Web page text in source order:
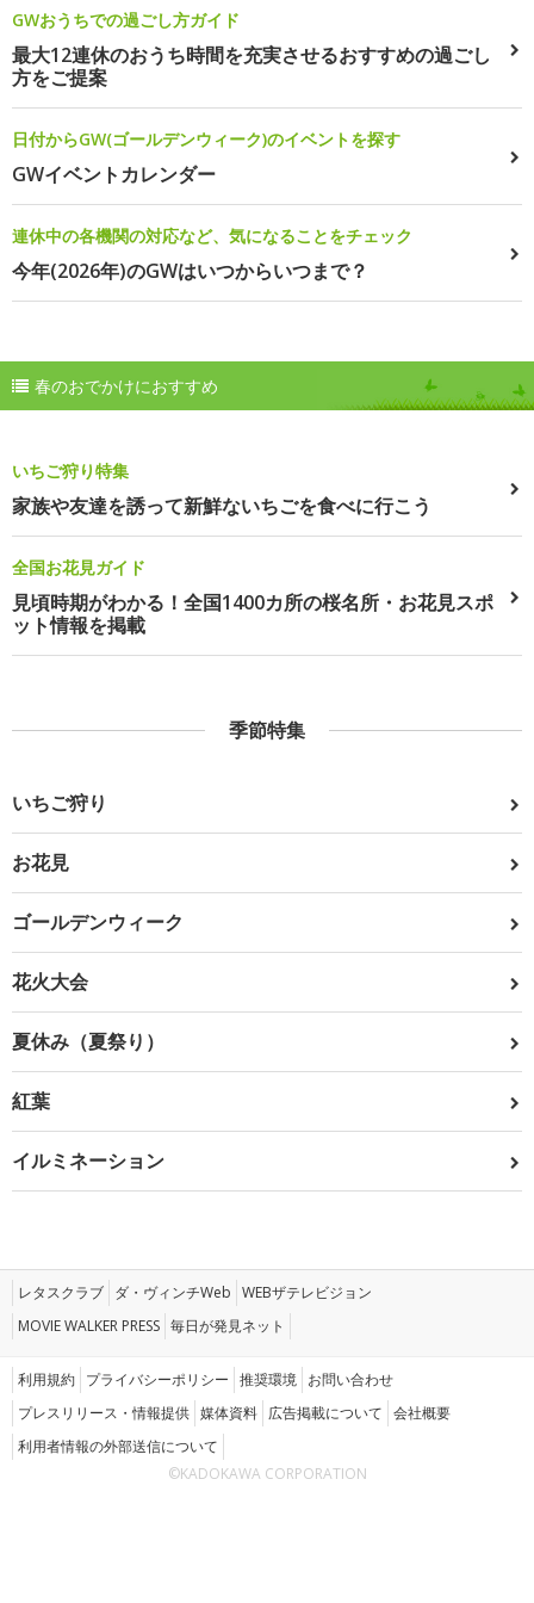
GWおうちでの過ごし方ガイド
最大12連休のおうち時間を充実させるおすすめの過ごし
方をご提案
日付からGW(ゴールデンウィーク)のイベントを探す
GWイベントカレンダー
連休中の各機関の対応など、気になることをチェック
今年(2026年)のGWはいつからいつまで？
春のおでかけにおすすめ
いちご狩り特集
家族や友達を誘って新鮮ないちごを食べに行こう
全国お花見ガイド
見頃時期がわかる！全国1400カ所の桜名所・お花見スポ
ット情報を掲載
季節特集
いちご狩り
お花見
ゴールデンウィーク
花火大会
夏休み（夏祭り）
紅葉
イルミネーション
レタスクラブ ダ・ヴィンチWeb WEBザテレビジョン
MOVIE WALKER PRESS 毎日が発見ネット
利用規約 プライバシーポリシー 推奨環境 お問い合わせ
プレスリリース・情報提供 媒体資料 広告掲載について 会社概要
利用者情報の外部送信について
©KADOKAWA CORPORATION